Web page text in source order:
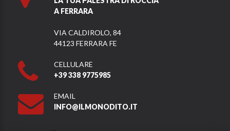
A FERRARA
VIA CALDIROLO, 84
44123 FERRARA FE
CELLULARE
+39 338 9775985
EMAIL
INFO@ILMONODITO.IT